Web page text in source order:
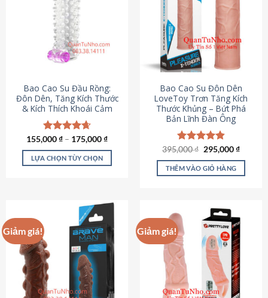
thể.
Các
tùy
chọn
có
chọn
trên
trang
sản
phẩm
Bao Cao Su Đầu Rồng:
Đôn Dên, Tăng Kích Thước
& Kích Thích Khoái Cảm
Được xếp
hạng4.69
5 sao
155,000₫ – 175,000₫
LỰA CHỌN TÙY CHỌN
nhiều
biến
thể.
Các
tùy
chọn
Bao Cao Su Đôn Dên
LoveToy Trơn Tăng Kích
Thước Khủng – Bứt Phá
Bản Lĩnh Đàn Ông
Được xếp
hạng4.82
5 sao
395,000₫ Giá
là:
395,000 ₫.
295,000₫Giá
tại
THÊM VÀO GIỎ HÀNG
Giảm giá! Giảm giá!